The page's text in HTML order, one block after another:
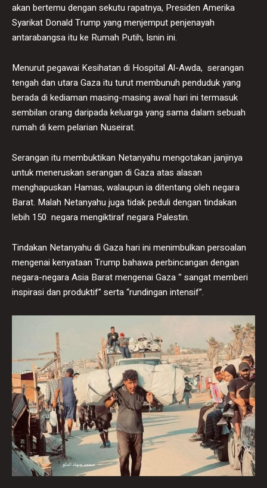
akan bertemu dengan sekutu rapatnya, Presiden Amerika
Syarikat Donald Trump yang menjemput penjenayah
antarabangsa itu ke Rumah Putih, Isnin ini.
Menurut pegawai Kesihatan di Hospital Al-Awda, serangan
tengah dan utara Gaza itu turut membunuh penduduk yang
berada di kediaman masing-masing awal hari ini termasuk
sembilan orang daripada keluarga yang sama dalam sebuah
rumah di kem pelarian Nuseirat.
Serangan itu membuktikan Netanyahu mengotakan janjinya
untuk meneruskan serangan di Gaza atas alasan
menghapuskan Hamas, walaupun ia ditentang oleh negara
Barat. Malah Netanyahu juga tidak peduli dengan tindakan
lebih 150 negara mengiktiraf negara Palestin.
Tindakan Netanyahu di Gaza hari ini menimbulkan persoalan
mengenai kenyataan Trump bahawa perbincangan dengan
negara-negara Asia Barat mengenai Gaza ‘’ sangat memberi
inspirasi dan produktif” serta “rundingan intensif”.